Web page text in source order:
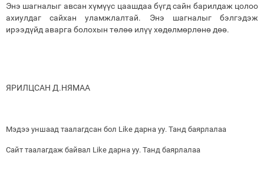
Энэ шагналыг авсан хүмүүс цаашдаа бүгд сайн барилдаж цолоо
ахиулдаг сайхан уламжлалтай. Энэ шагналыг бэлгэдэж
ирээдүйд аварга болохын төлөө илүү хөдөлмөрлөнө дөө.
ЯРИЛЦСАН Д.НЯМАА
Мэдээ уншаад таалагдсан бол Like дарна уу. Танд баярлалаа
Сайт таалагдаж байвал Like дарна уу. Танд баярлалаа